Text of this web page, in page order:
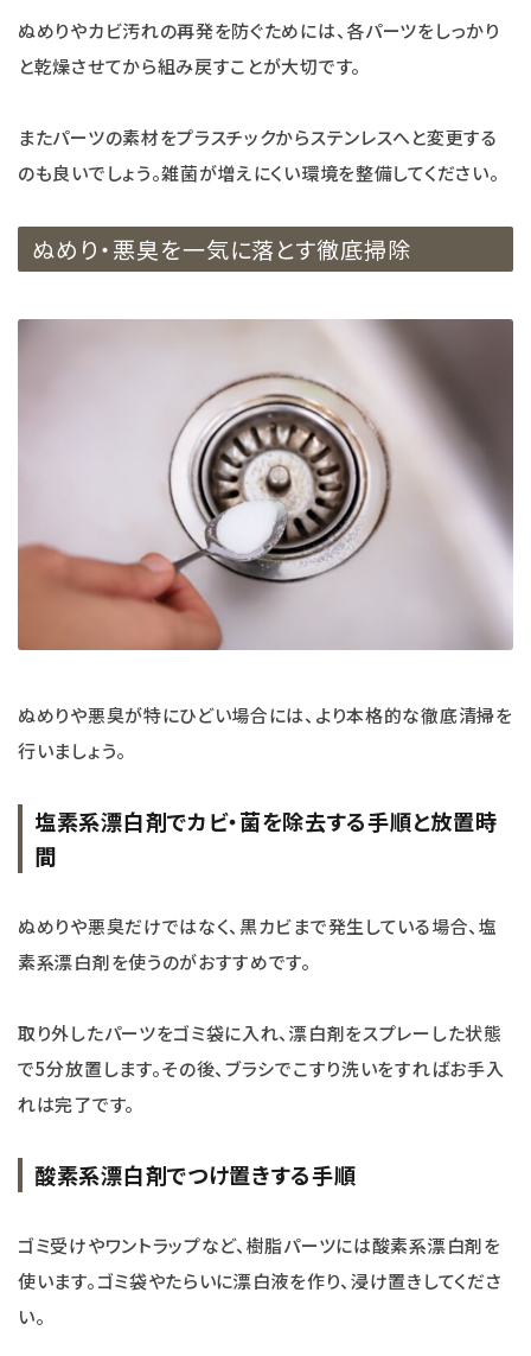
ぬめりやカビ汚れの再発を防ぐためには、各パーツをしっかり
と乾燥させてから組み戻すことが大切です。
またパーツの素材をプラスチックからステンレスへと変更する
のも良いでしょう。雑菌が増えにくい環境を整備してください。
ぬめり・悪臭を一気に落とす徹底掃除
ぬめりや悪臭が特にひどい場合には、より本格的な徹底清掃を
行いましょう。
塩素系漂白剤でカビ・菌を除去する手順と放置時
間
ぬめりや悪臭だけではなく、黒カビまで発生している場合、塩
素系漂白剤を使うのがおすすめです。
取り外したパーツをゴミ袋に入れ、漂白剤をスプレーした状態
で5分放置します。その後、ブラシでこすり洗いをすればお手入
れは完了です。
酸素系漂白剤でつけ置きする手順
ゴミ受けやワントラップなど、樹脂パーツには酸素系漂白剤を
使います。ゴミ袋やたらいに漂白液を作り、浸け置きしてくださ
い。